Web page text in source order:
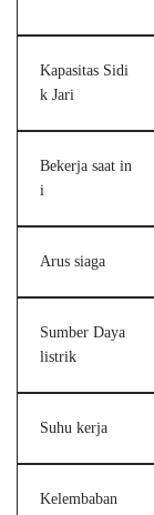
Kapasitas Sidi
k Jari
Bekerja saat in
i
Arus siaga
Sumber Daya
listrik
Suhu kerja
Kelembaban